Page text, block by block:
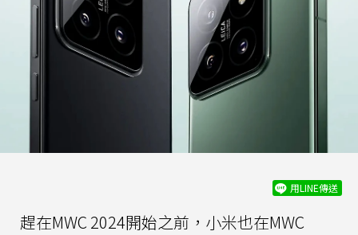
用LINE傳送
趕在MWC 2024開始之前，小米也在MWC